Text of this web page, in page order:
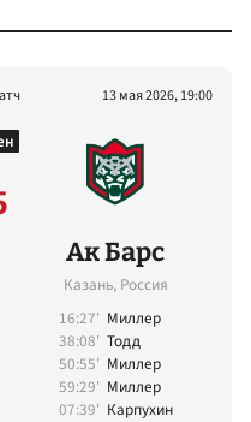
13 мая 2026, 19:00
Ак Барс
Казань, Россия
16:27' Миллер
38:08' Тодд
50:55' Миллер
59:29' Миллер
07:39' Карпухин